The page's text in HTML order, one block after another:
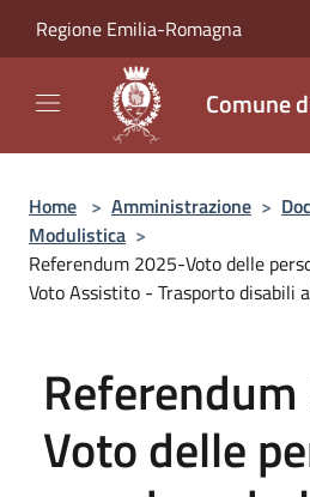
Regione Emilia-Romagna
Comune
Home > Amministrazione >
Modulistica >
Referendum 2025-Voto delle
Voto Assistito - Trasporto disabili
Voto delle